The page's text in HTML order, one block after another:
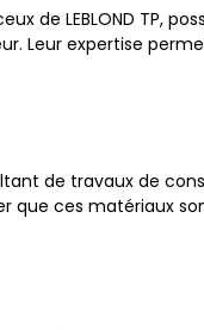
de LEBLOND TP,
Leur expertise
de travaux de
que ces matériaux